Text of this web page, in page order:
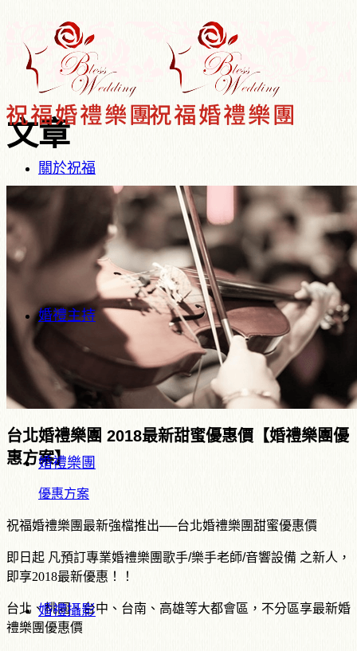
關於祝福
婚禮主持
婚禮樂團
婚禮攝影
文章
台北婚禮樂團 2018最新甜蜜優惠價【婚禮樂團優
惠方案】
優惠方案
祝福婚禮樂團最新強檔推出──台北婚禮樂團甜蜜優惠價
即日起 凡預訂專業婚禮樂團歌手/樂手老師/音響設備 之新人，
即享2018最新優惠 ！！
台北、桃園、台中、台南、高雄等大都會區，不分區享最新婚
禮樂團優惠價